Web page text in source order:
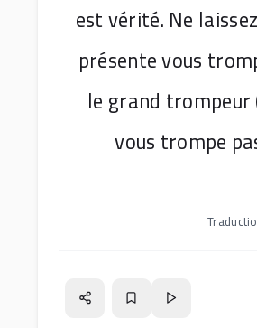
est vérité. Ne
présente vous
le grand trompeur
vous trompe